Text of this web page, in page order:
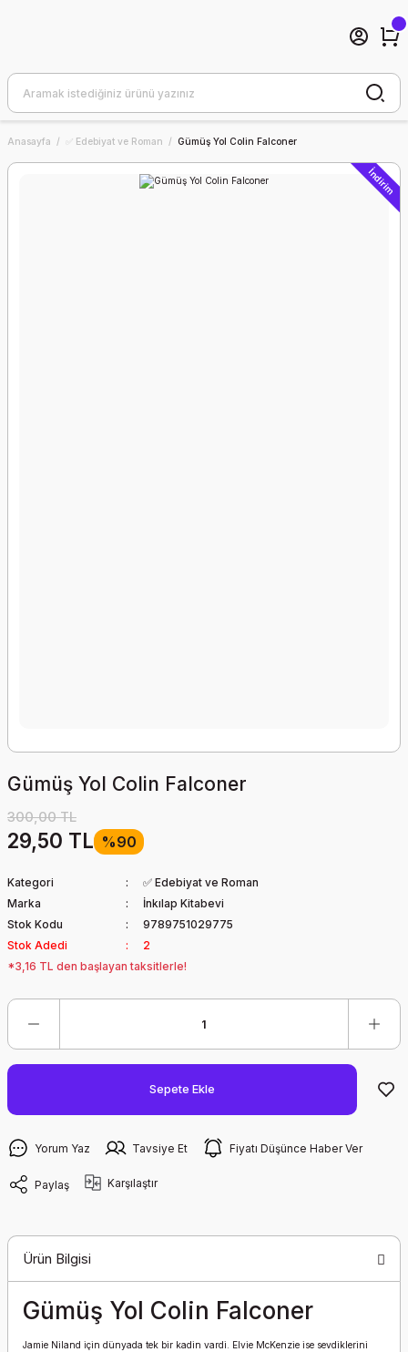
Anasayfa ✅ Edebiyat ve Roman Gümüş Yol Colin Falconer
İndirim
Gümüş Yol Colin Falconer
300,00 TL
29,50 TL %90
Kategori
✅ Edebiyat ve Roman
Marka
İnkılap Kitabevi
Stok Kodu
9789751029775
Stok Adedi
2
*3,16 TL den başlayan taksitlerle!
Sepete Ekle
Yorum Yaz Tavsiye Et Fiyatı Düşünce Haber Ver
Paylaş Karşılaştır
Ürün Bilgisi
Gümüş Yol Colin Falconer
Jamie Niland için dünyada tek bir kadin vardi. Elvie McKenzie ise sevdiklerini